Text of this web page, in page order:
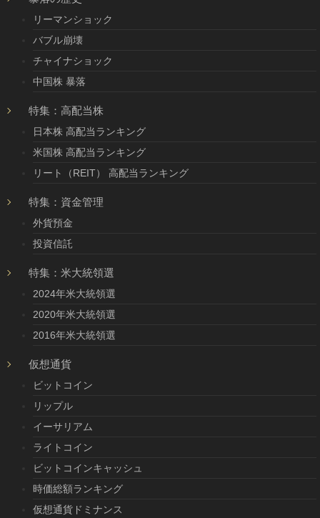
リーマンショック
バブル崩壊
チャイナショック
中国株 暴落
特集：高配当株
日本株 高配当ランキング
米国株 高配当ランキング
リート（REIT） 高配当ランキング
特集：資金管理
外貨預金
投資信託
特集：米大統領選
2024年米大統領選
2020年米大統領選
2016年米大統領選
仮想通貨
ビットコイン
リップル
イーサリアム
ライトコイン
ビットコインキャッシュ
時価総額ランキング
仮想通貨ドミナンス